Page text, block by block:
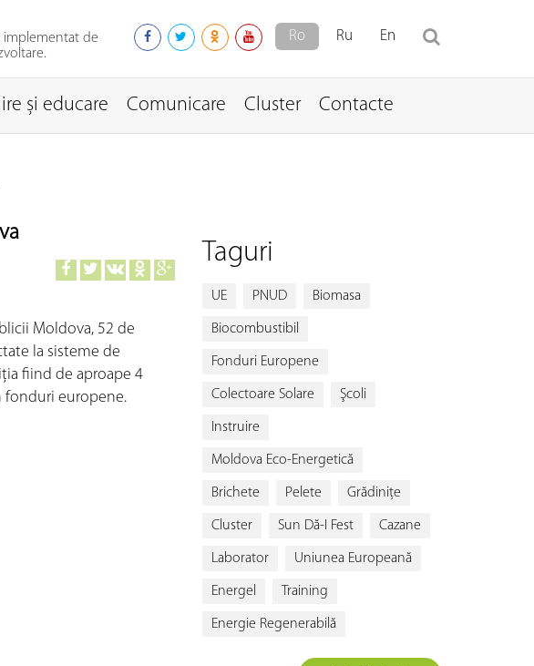
implementat de
Ro Ru En
și educare Comunicare Cluster Contacte
Moldova, 52 de
la sisteme de
fiind de aproape 4
fonduri europene.
Taguri
UE PNUD Biomasa
Biocombustibil
Fonduri Europene
Colectoare Solare Şcoli
Instruire
Moldova Eco-Energetică
Brichete Pelete Grădiniţe
Cluster Sun Dă-I Fest Cazane
Laborator Uniunea Europeană
Energel Training
Energie Regenerabilă